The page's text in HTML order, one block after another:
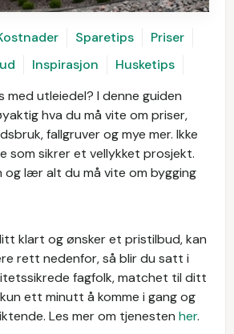
Sparetips
Priser
Inspirasjon
Husketips
med utleiedel? I denne guiden
hva du må vite om priser,
fallgruver og mye mer. Ikke
som sikrer et vellykket prosjekt.
og lær alt du må vite om bygging
klart og ønsker et pristilbud, kan
rett nedenfor, så blir du satt i
fagfolk, matchet til ditt
ett minutt å komme i gang og
Les mer om tjenesten her.